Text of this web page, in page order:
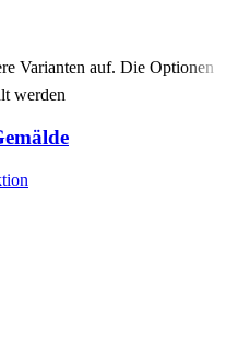
Varianten auf. Die Optionen
werden